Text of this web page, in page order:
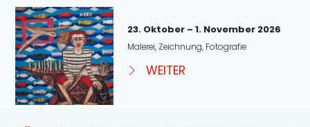
23. Oktober – 1. November 2026
Malerei, Zeichnung, Fotografie
WEITER